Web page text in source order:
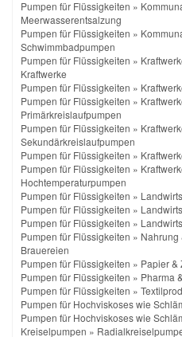
Pumpen für Flüssigkeiten »
Meerwasserentsalzung
Pumpen für Flüssigkeiten »
Schwimmbadpumpen
Pumpen für Flüssigkeiten »
Kraftwerke
Pumpen für Flüssigkeiten »
Pumpen für Flüssigkeiten »
Primärkreislaufpumpen
Pumpen für Flüssigkeiten »
Sekundärkreislaufpumpen
Pumpen für Flüssigkeiten »
Pumpen für Flüssigkeiten »
Hochtemperaturpumpen
Pumpen für Flüssigkeiten »
Pumpen für Flüssigkeiten »
Pumpen für Flüssigkeiten »
Pumpen für Flüssigkeiten » Nahrung
Brauereien
Pumpen für Flüssigkeiten » Papier &
Pumpen für Flüssigkeiten » Pharma
Pumpen für Flüssigkeiten »
Pumpen für Hochviskoses wie
Pumpen für Hochviskoses wie
Kreiselpumpen »